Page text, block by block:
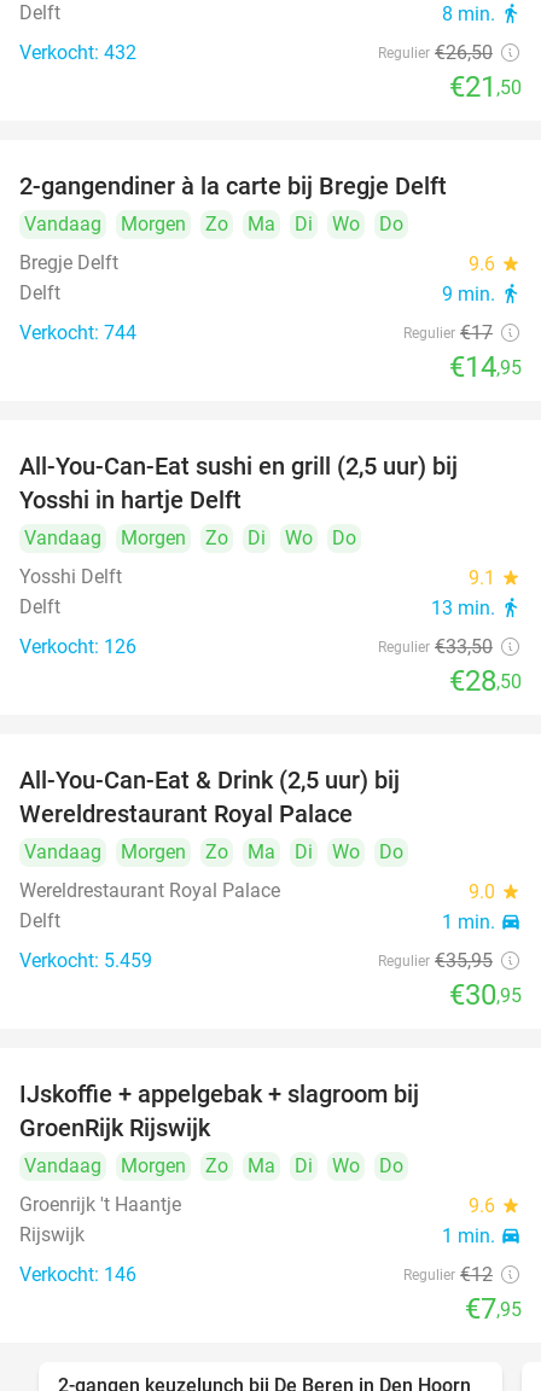
Delft 8 min. directions_walk
Verkocht: 432 Regulier €26,50
€21 ,50
2-gangendiner à la carte bij Bregje Delft
Vandaag Morgen Zo Ma Di Wo
Do
Bregje Delft
9.6 star
Delft 9 min. directions_walk
Verkocht: 744 Regulier €17
€14,95
All-You-Can-Eat sushi en grill (2,5 uur) bij
Yosshi in hartje Delft
Vandaag Morgen Zo Di Wo
Do
Yosshi Delft
9.1 star
Delft 13 min. directions_walk
Verkocht: 126 Regulier €33,50
€28,50
All-You-Can-Eat & Drink (2,5 uur) bij
Wereldrestaurant Royal Palace
Vandaag Morgen Zo Ma Di Wo
Do
Wereldrestaurant Royal Palace
9.0 star
Delft 1 min. directions_car
Verkocht: 5.459 Regulier €35,95
€30,95
IJskoffie + appelgebak + slagroom bij
GroenRijk Rijswijk
Vandaag Morgen Zo Ma Di Wo
Do
Groenrijk 't Haantje
9.6 star
Rijswijk 1 min. directions_car
Verkocht: 146 Regulier €12
€7,95
2-gangen keuzelunch bij De Beren in Den Hoorn